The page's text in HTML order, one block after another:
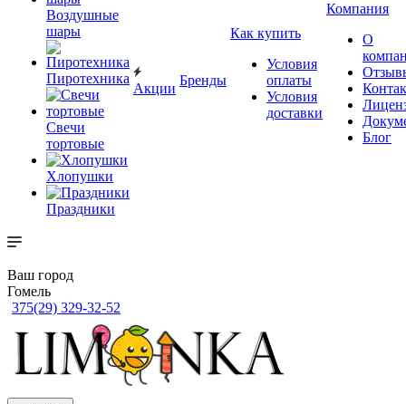
Воздушные
шары
Пиротехника
Свечи
тортовые
Хлопушки
Праздники
Акции
Бренды
Как купить
Условия
оплаты
Условия
доставки
Компания
О
Блог
Ваш город
Гомель
375(29) 329-32-52